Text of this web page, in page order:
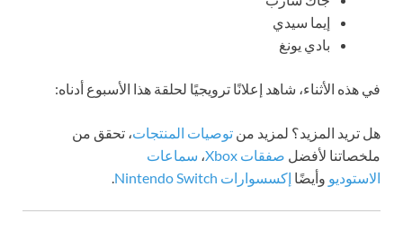
إيما سيدي
بادي يونغ
في هذه الأثناء، شاهد إعلانًا ترويجيًا لحلقة هذا الأسبوع أدناه:
هل تريد المزيد؟ لمزيد من توصيات المنتجات، تحقق من
ملخصاتنا لأفضل صفقات Xbox ، سماعات
الاستوديو وأيضًا إكسسوارات Nintendo Switch .